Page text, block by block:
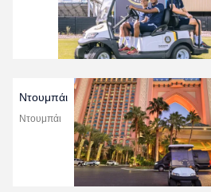
Ντουμπάι
Ντουμπάι